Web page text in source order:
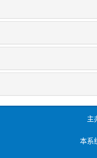
主
本系